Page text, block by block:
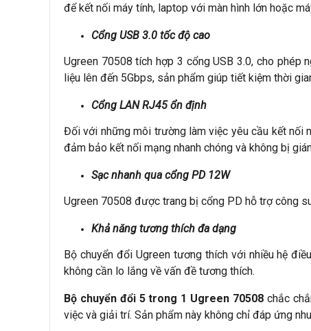
để kết nối máy tính, laptop với màn hình lớn hoặc
Cổng USB 3.0 tốc độ cao
Ugreen 70508 tích hợp 3 cổng USB 3.0, cho
liệu lên đến 5Gbps, sản phẩm giúp tiết kiệm thời
Cổng LAN RJ45 ổn định
Đối với những môi trường làm việc yêu cầu kết nối
đảm bảo kết nối mạng nhanh chóng và không bị
Sạc nhanh qua cổng PD 12W
Ugreen 70508 được trang bị cổng PD hỗ trợ công
Khả năng tương thích đa dạng
Bộ chuyển đổi Ugreen tương thích với nhiều hệ
không cần lo lắng về vấn đề tương thích.
Bộ chuyển đổi 5 trong 1 Ugreen 70508chắc
việc và giải trí. Sản phẩm này không chỉ đáp ứng